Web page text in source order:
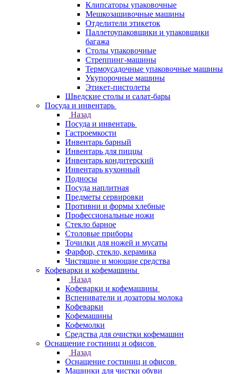
Клипсаторы упаковочные
Мешкозашивочные машины
Отделители этикеток
Паллетоупаковщики и упаковщики
багажа
Столы упаковочные
Стреппинг-машины
Термоусадочные упаковочные машины
Укупорочные машины
Этикет-пистолеты
Шведские столы и салат-бары
Посуда и инвентарь
Назад
Посуда и инвентарь
Гастроемкости
Инвентарь барный
Инвентарь для пиццы
Инвентарь кондитерский
Инвентарь кухонный
Подносы
Посуда наплитная
Предметы сервировки
Противни и формы хлебные
Профессиональные ножи
Стекло барное
Столовые приборы
Точилки для ножей и мусаты
Фарфор, стекло, керамика
Чистящие и моющие средства
Кофеварки и кофемашины
Назад
Кофеварки и кофемашины
Вспениватели и дозаторы молока
Кофеварки
Кофемашины
Кофемолки
Средства для очистки кофемашин
Оснащение гостиниц и офисов
Назад
Оснащение гостиниц и офисов
Машинки для чистки обуви